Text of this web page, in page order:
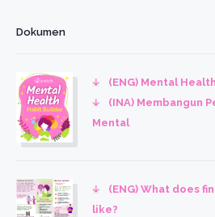
Dokumen
(ENG) Mental
(INA) Membangun
Mental
(ENG) What does
like?